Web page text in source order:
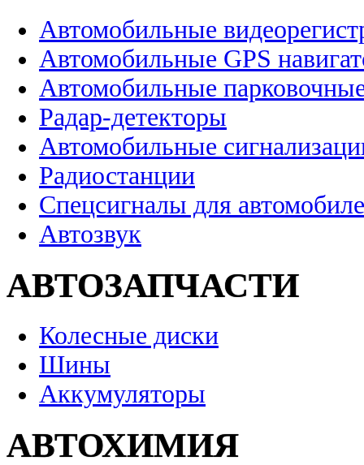
Автомобильные
Автомобильные GPS
Автомобильные
Радар-детекторы
Автомобильные
Радиостанции
Спецсигналы для
Автозвук
АВТОЗАПЧАСТИ
Колесные диски
Шины
Аккумуляторы
АВТОХИМИЯ